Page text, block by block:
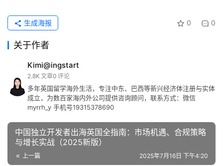
0 0
生成海报
关于作者
Kimi@ingstart
2.8K 文章0 评论
多年英国留学海外生活，专注中东、巴西等新兴经济体注册与实体
成立，为数百家海内外公司提供咨询顾问，联系方式：微信
myrrh_y 手机号19315378690
中国独立开发者出海英国全指南：市场机遇、合规策略
与增长实战（2025新版）
上一篇 2025年7月16日 下午4:20